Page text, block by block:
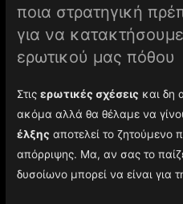
ποια στρατηγική
για να
ερωτικού μας πόθου
Στιςερωτικές σχέσεις και δη
ακόμα αλλά θα θέλαμε να
έλξης αποτελεί το ζητούμενο
απόρριψης. Μα, αν σας το
δυσοίωνο μπορεί να είναι για